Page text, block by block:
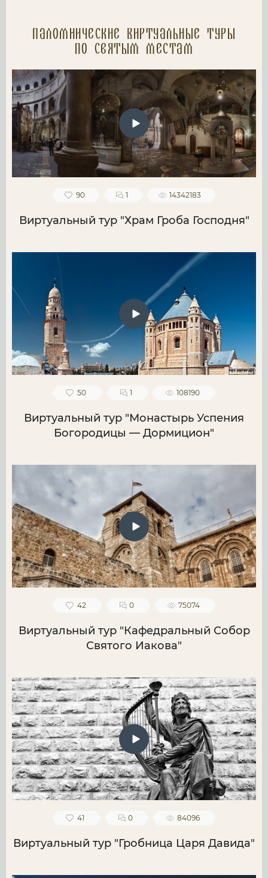
Паломнические Виртуальные туры
по святым местам
90 1 14342183
Виртуальный тур "Храм Гроба Господня"
50 1 108190
Виртуальный тур "Монастырь Успения
Богородицы — Дормицион"
42 0 75074
Виртуальный тур "Кафедральный Собор
Святого Иакова"
41 0 84096
Виртуальный тур "Гробница Царя Давида"